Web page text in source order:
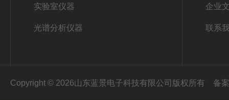
实验室仪器
光谱分析仪器
企业
联系
Copyright © 2026山东蓝景电子科技有限公司版权所有 备